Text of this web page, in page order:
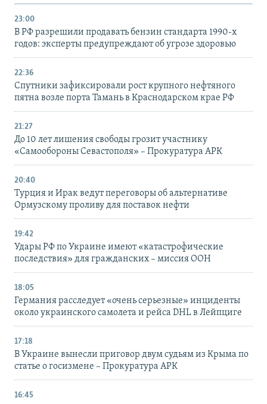
23:00
В РФ разрешили продавать бензин стандарта 1990-х
годов: эксперты предупреждают об угрозе здоровью
22:36
Спутники зафиксировали рост крупного нефтяного
пятна возле порта Тамань в Краснодарском крае РФ
21:27
До 10 лет лишения свободы грозит участнику
«Самообороны Севастополя» – Прокуратура АРК
20:40
Турция и Ирак ведут переговоры об альтернативе
Ормузскому проливу для поставок нефти
19:42
Удары РФ по Украине имеют «катастрофические
последствия» для гражданских – миссия ООН
18:05
Германия расследует «очень серьезные» инциденты
около украинского самолета и рейса DHL в Лейпциге
17:18
В Украине вынесли приговор двум судьям из Крыма по
статье о госизмене – Прокуратура АРК
16:45